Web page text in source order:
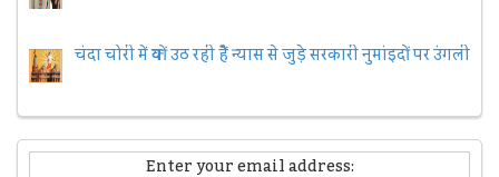
चंदा चोरी में क्यों उठ रही हैैं न्यास से जुड़े सरकारी नुमांइदों पर उंगली
Enter your email address: